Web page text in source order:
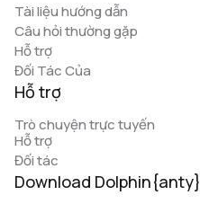
Tài liệu hướng dẫn
Câu hỏi thường gặp
Hỗ trợ
Đối Tác Của
Hỗ trợ
Trò chuyện trực tuyến
Hỗ trợ
Đối tác
Download Dolphin{anty}